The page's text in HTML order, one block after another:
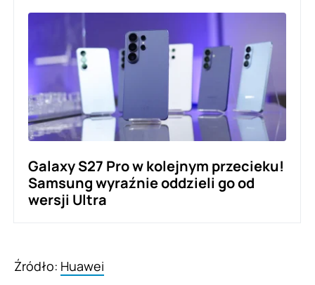
Galaxy S27 Pro w kolejnym przecieku!
Samsung wyraźnie oddzieli go od
wersji Ultra
Źródło: Huawei